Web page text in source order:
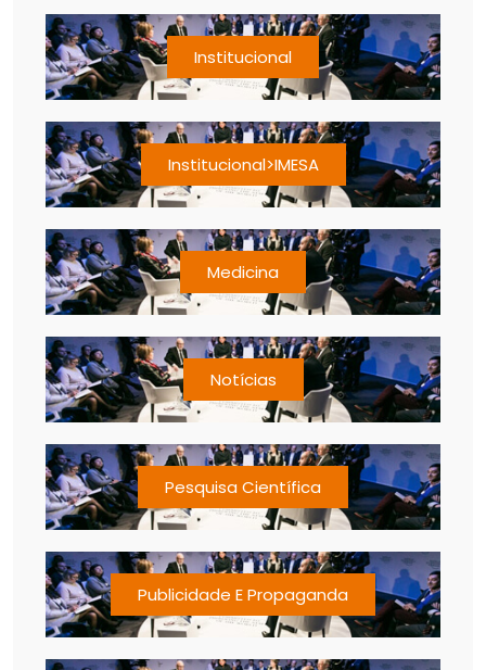
Institucional
Institucional>IMESA
Medicina
Notícias
Pesquisa Científica
Publicidade E Propaganda